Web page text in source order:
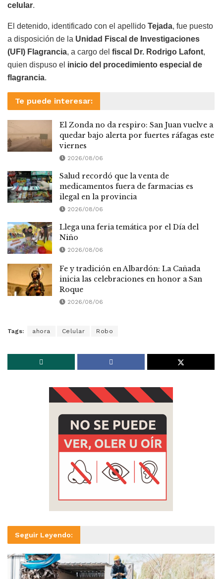
celular.
El detenido, identificado con el apellido Tejada, fue puesto
a disposición de la Unidad Fiscal de Investigaciones
(UFI) Flagrancia, a cargo del fiscal Dr. Rodrigo Lafont,
quien dispuso el inicio del procedimiento especial de
flagrancia.
Te puede interesar:
El Zonda no da respiro: San Juan vuelve a
quedar bajo alerta por fuertes ráfagas este
viernes
2026/08/06
Salud recordó que la venta de
medicamentos fuera de farmacias es
ilegal en la provincia
2026/08/06
Llega una feria temática por el Día del
Niño
2026/08/06
Fe y tradición en Albardón: La Cañada
inicia las celebraciones en honor a San
Roque
2026/08/06
Tags: ahora Celular Robo
Seguir Leyendo: